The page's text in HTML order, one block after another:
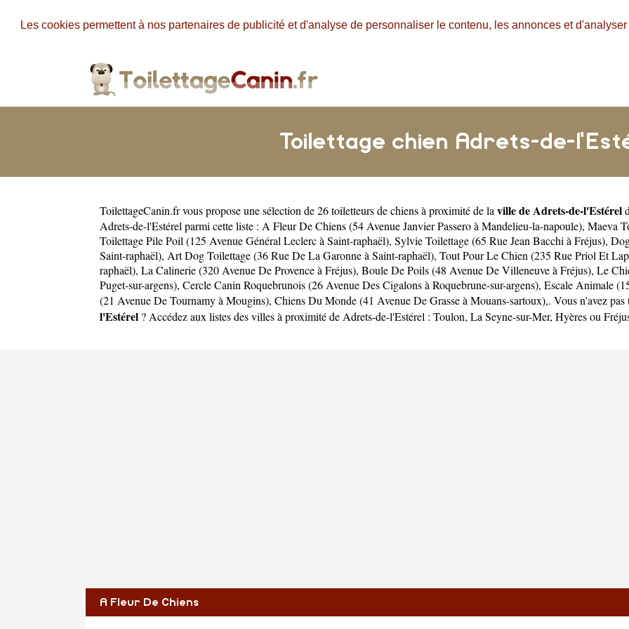
Les cookies permettent à nos partenaires de publicité et d'analyse de personnaliser le contenu, les annonces et
Toilettage chien Adrets-de-
ToilettageCanin.frvous propose une sélection de 26 toiletteurs de chiens à proximité de la ville de Adrets-de-l'Estérel
Adrets-de-l'Estérel parmi cette liste : A Fleur De Chiens (54 Avenue Janvier Passero à Mandelieu-la-napoule), Maeva
Toilettage Pile Poil (125 Avenue Général Leclerc à Saint-raphaël), Sylvie Toilettage (65 Rue Jean Bacchi à Fréjus),
Saint-raphaël), Art Dog Toilettage (36 Rue De La Garonne à Saint-raphaël), Tout Pour Le Chien (235 Rue Priol Et
raphaël), La Calinerie (320 Avenue De Provence à Fréjus), Boule De Poils (48 Avenue De Villeneuve à Fréjus), Le
Puget-sur-argens), Cercle Canin Roquebrunois (26 Avenue Des Cigalons à Roquebrune-sur-argens), Escale Animale
(21 Avenue De Tournamy à Mougins), Chiens Du Monde (41 Avenue De Grasse à Mouans-sartoux),. Vous n'avez
l'Estérel ? Accédez aux listes des villes à proximité de Adrets-de-l'Estérel : Toulon, La Seyne-sur-Mer, Hyèresou
A Fleur De Chiens